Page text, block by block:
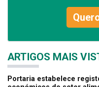
ARTIGOS MAIS
Portaria estabelece